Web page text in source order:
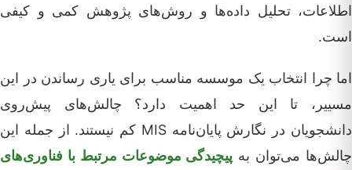
اطلاعات، تحلیل داده‌ها و روش‌های پژوهش کمی و کیفی
است.
اما چرا انتخاب یک موسسه مناسب برای یاری رساندن در این
مسییر، تا این حد اهمیت دارد؟ چالش‌های پیش‌روی
دانشجویان در نگارش پایان‌نامه MIS کم نیستند. از جمله این
چالش‌ها می‌توان به پیچیدگی موضوعات مرتبط با فناوری‌های